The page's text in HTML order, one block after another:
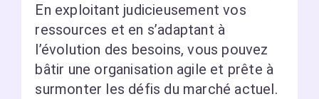
En exploitant judicieusement vos
ressources et en s’adaptant à
l’évolution des besoins, vous pouvez
bâtir une organisation agile et prête à
surmonter les défis du marché actuel.